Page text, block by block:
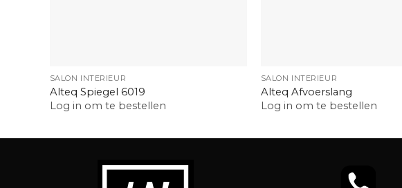
SALON INTERIEUR
Alteq Spiegel 6019
Log in om te bestellen
SALON INTERIEUR
Alteq Afvoerslang
Log in om te bestellen